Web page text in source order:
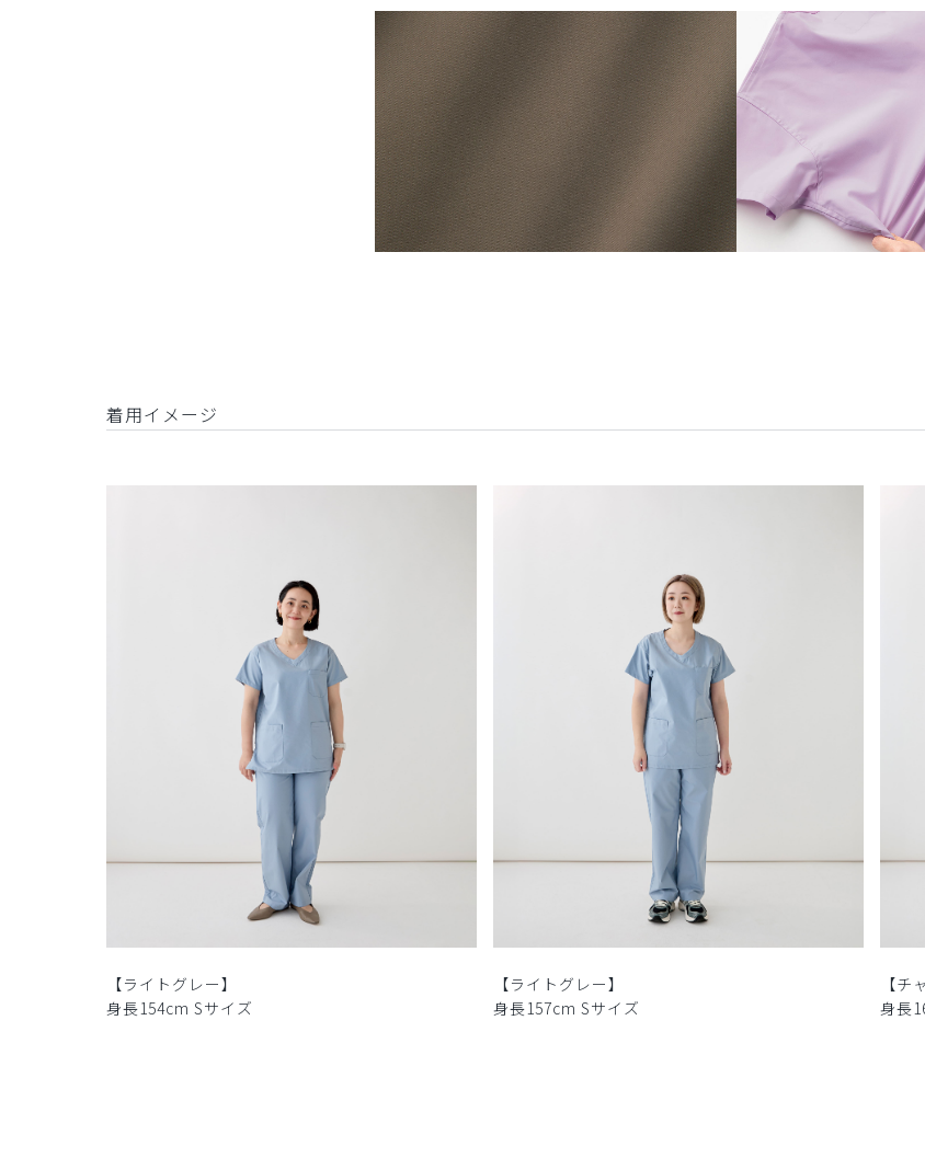
着用イメージ
【ライトグレー】
身長154cm Sサイズ
【ライトグレー】
身長157cm Sサイズ
【チ
身長